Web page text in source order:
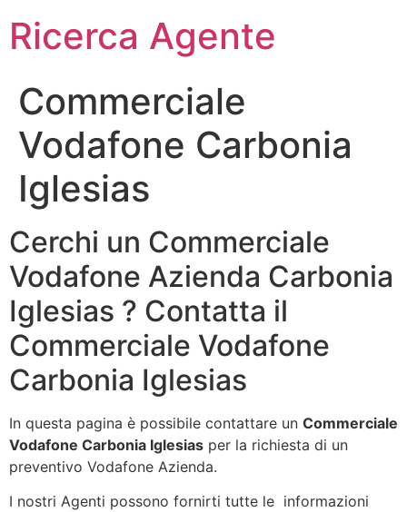
Ricerca Agente
Commerciale
Vodafone Carbonia
Iglesias
Cerchi un Commerciale
Vodafone Azienda Carbonia
Iglesias ? Contatta il
Commerciale Vodafone
Carbonia Iglesias
In questa pagina è possibile contattare un Commerciale
Vodafone Carbonia Iglesias per la richiesta di un
preventivo Vodafone Azienda.
I nostri Agenti possono fornirti tutte le informazioni